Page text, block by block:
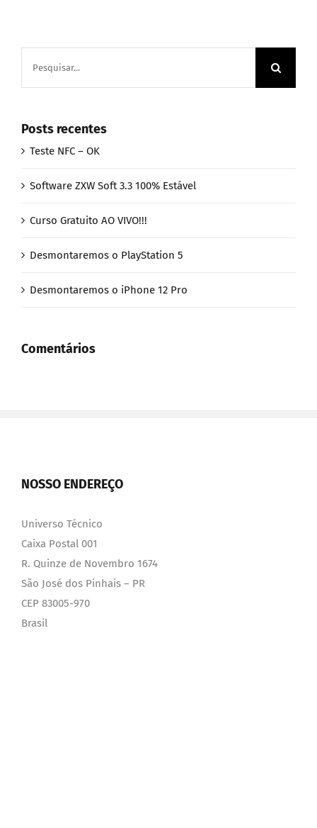
resultados
Posts recentes
Teste NFC – OK
Software ZXW Soft 3.3 100% Estável
Curso Gratuito AO VIVO!!!
Desmontaremos o PlayStation 5
Desmontaremos o iPhone 12 Pro
Comentários
NOSSO ENDEREÇO
Universo Técnico
Caixa Postal 001
R. Quinze de Novembro 1674
São José dos Pinhais – PR
CEP 83005-970
Brasil